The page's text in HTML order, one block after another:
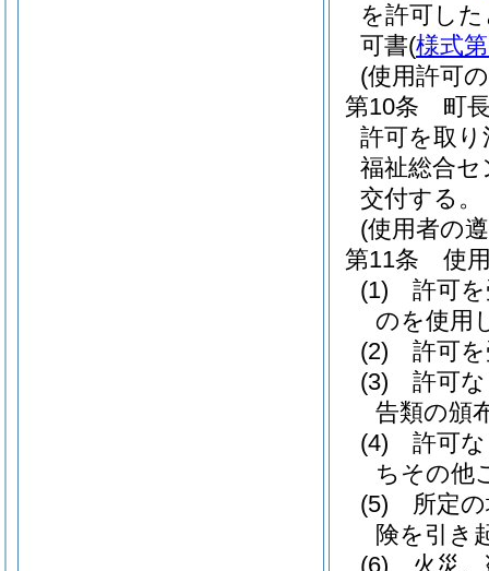
を許可し
可書(様式
(使用許可
第10条
町
許可を取
福祉総合セ
交付する。
(使用者の
第11条
使
(1)
許可
のを使用
(2)
許可
(3)
許可
告類の頒
(4)
許可
ちその他
(5)
所定
険を引き
(6)
火災